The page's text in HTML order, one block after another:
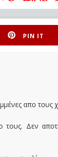
PIN IT
απο τους
Δεν